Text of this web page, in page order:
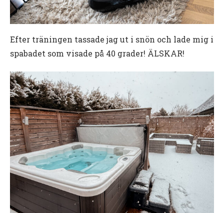
Efter träningen tassade jag ut i snön och lade mig i
spabadet som visade på 40 grader! ÄLSKAR!